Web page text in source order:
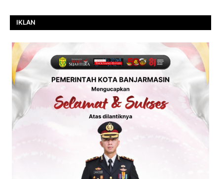
IKLAN